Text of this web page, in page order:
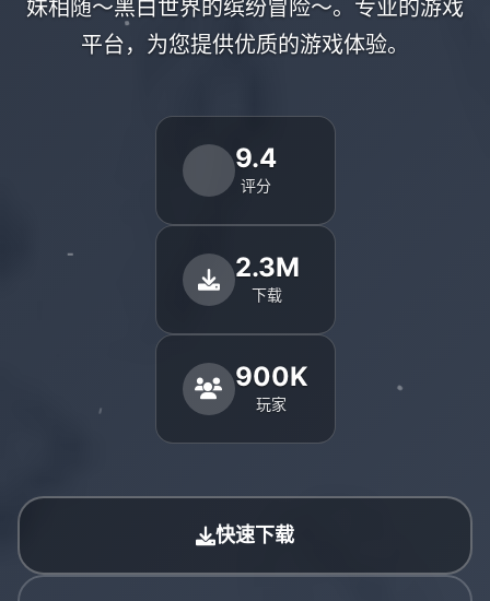
妹相随～黑白世界的缤纷冒险～。专业的游戏
平台，为您提供优质的游戏体验。
9.4
评分
2.3M
下载
900K
玩家
快速下载